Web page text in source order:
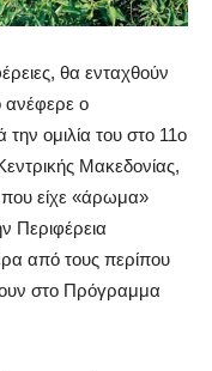
θα ενταχθούν
ο
ομιλία του στο 11ο
Μακεδονίας,
είχε «άρωμα»
Περιφέρεια
από τους περίπου
στο Πρόγραμμα